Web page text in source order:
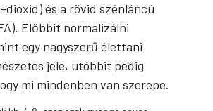
dioxid) és a rövid szénláncú
Előbbit normalizálni
egy nagyszerű élettani
jele, utóbbit pedig
mi mindenben van szerepe.